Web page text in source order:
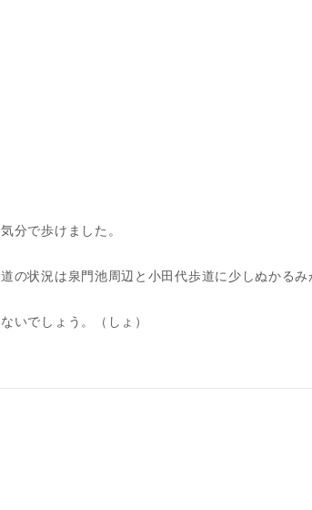
分で歩けました。
の状況は泉門池周辺と小田代歩道に少しぬかる
いでしょう。（しょ）